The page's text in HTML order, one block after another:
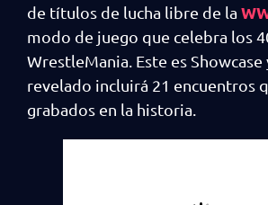
de títulos de lucha libre de la
modo de juego que celebra los
WrestleMania. Este es
revelado incluirá 21 encuentros
grabados en la historia.